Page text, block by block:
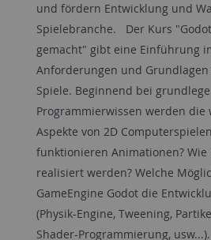
und fördern Entwicklung und
Spielebranche. Der Kurs
gemacht" gibt eine Einführung
Anforderungen und
Spiele. Beginnend bei
Programmierwissen werden
Aspekte von 2D
funktionieren Animationen?
realisiert werden? Welche
GameEngine Godot die
(Physik-Engine, Tweening,
Shader-Programmierung,